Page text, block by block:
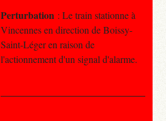
Perturbation : Le train stationne à
Vincennes en direction de Boissy-
Saint-Léger en raison de
l'actionnement d'un signal d'alarme.